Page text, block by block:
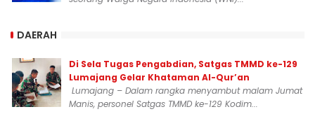
DAERAH
Di Sela Tugas Pengabdian, Satgas TMMD ke-129
Lumajang Gelar Khataman Al-Qur’an
Lumajang – Dalam rangka menyambut malam Jumat
Manis, personel Satgas TMMD ke-129 Kodim...